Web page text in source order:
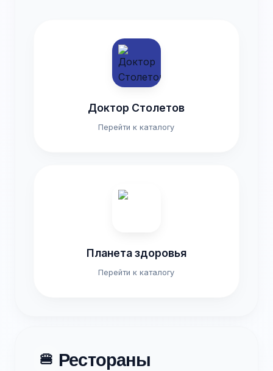
Доктор Столетов
Перейти к каталогу
Планета здоровья
Перейти к каталогу
🍔 Рестораны